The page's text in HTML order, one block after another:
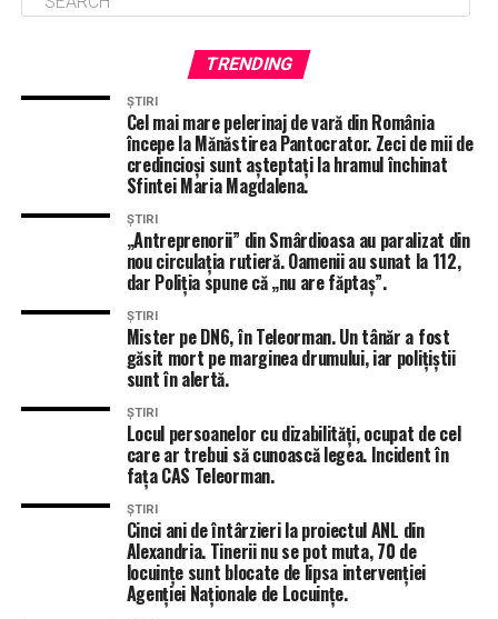
TRENDING
ȘTIRI
Cel mai mare pelerinaj de vară din România
începe la Mănăstirea Pantocrator. Zeci de mii de
credincioși sunt așteptați la hramul închinat
Sfintei Maria Magdalena.
ȘTIRI
„Antreprenorii” din Smârdioasa au paralizat din
nou circulația rutieră. Oamenii au sunat la 112,
dar Poliția spune că „nu are făptaș”.
ȘTIRI
Mister pe DN6, în Teleorman. Un tânăr a fost
găsit mort pe marginea drumului, iar polițiștii
sunt în alertă.
ȘTIRI
Locul persoanelor cu dizabilități, ocupat de cel
care ar trebui să cunoască legea. Incident în
fața CAS Teleorman.
ȘTIRI
Cinci ani de întârzieri la proiectul ANL din
Alexandria. Tinerii nu se pot muta, 70 de
locuințe sunt blocate de lipsa intervenției
Agenției Naționale de Locuințe.